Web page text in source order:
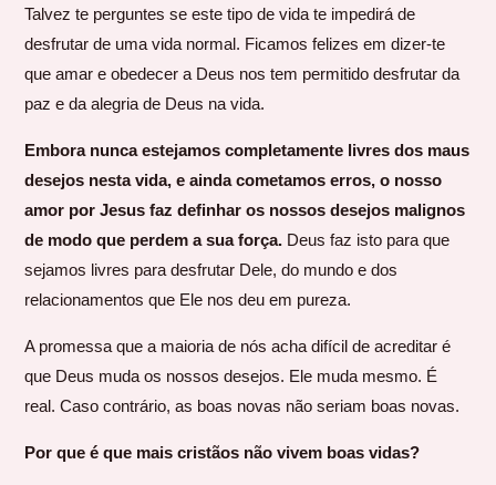
Talvez te perguntes se este tipo de vida te impedirá de
desfrutar de uma vida normal. Ficamos felizes em dizer-te
que amar e obedecer a Deus nos tem permitido desfrutar da
paz e da alegria de Deus na vida.
Embora nunca estejamos completamente livres dos maus
desejos nesta vida, e ainda cometamos erros, o nosso
amor por Jesus faz definhar os nossos desejos malignos
de modo que perdem a sua força. Deus faz isto para que
sejamos livres para desfrutar Dele, do mundo e dos
relacionamentos que Ele nos deu em pureza.
A promessa que a maioria de nós acha difícil de acreditar é
que Deus muda os nossos desejos. Ele muda mesmo. É
real. Caso contrário, as boas novas não seriam boas novas.
Por que é que mais cristãos não vivem boas vidas?